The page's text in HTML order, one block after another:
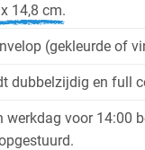
14,8 cm.
(gekleurde of
dubbelzijdig en full
werkdag voor 14:00